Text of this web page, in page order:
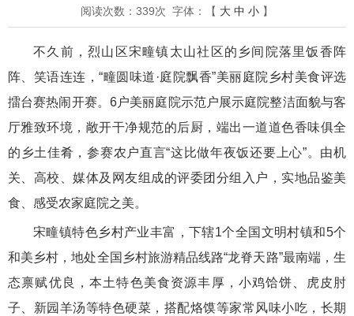
阅读次数： 339次 字体：【 大 中 小 】
不久前，烈山区宋疃镇太山社区的乡间院落里饭香阵
阵、笑语连连，“疃圆味道·庭院飘香”美丽庭院乡村美食评选
擂台赛热闹开赛。6户美丽庭院示范户展示庭院整洁面貌与客
厅雅致环境，敞开干净规范的后厨，端出一道道色香味俱全
的乡土佳肴，参赛农户直言“这比做年夜饭还要上心”。由机
关、高校、媒体及网友组成的评委团分组入户，实地品鉴美
食、感受农家庭院之美。
宋疃镇特色乡村产业丰富，下辖1个全国文明村镇和5个
和美乡村，地处全国乡村旅游精品线路“龙脊天路”最南端，生
态禀赋优良，本土特色美食资源丰厚，小鸡饸饼、虎皮肘
子、新园羊汤等特色硬菜，搭配烙馍等家常风味小吃，长期